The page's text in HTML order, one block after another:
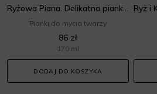
Ryżowa Piana. Delikatna pianka do mycia twarzy
Pianki do mycia twarzy
86 zł
170 ml
DODAJ DO KOSZYKA